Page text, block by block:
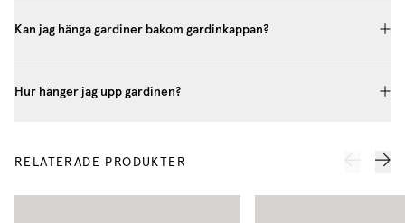
Kan jag hänga gardiner bakom gardinkappan?
Hur hänger jag upp gardinen?
RELATERADE PRODUKTER